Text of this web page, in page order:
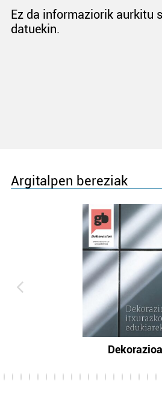
Ez da informaziorik aurkitu
datuekin.
Argitalpen bereziak
Dekorazioa